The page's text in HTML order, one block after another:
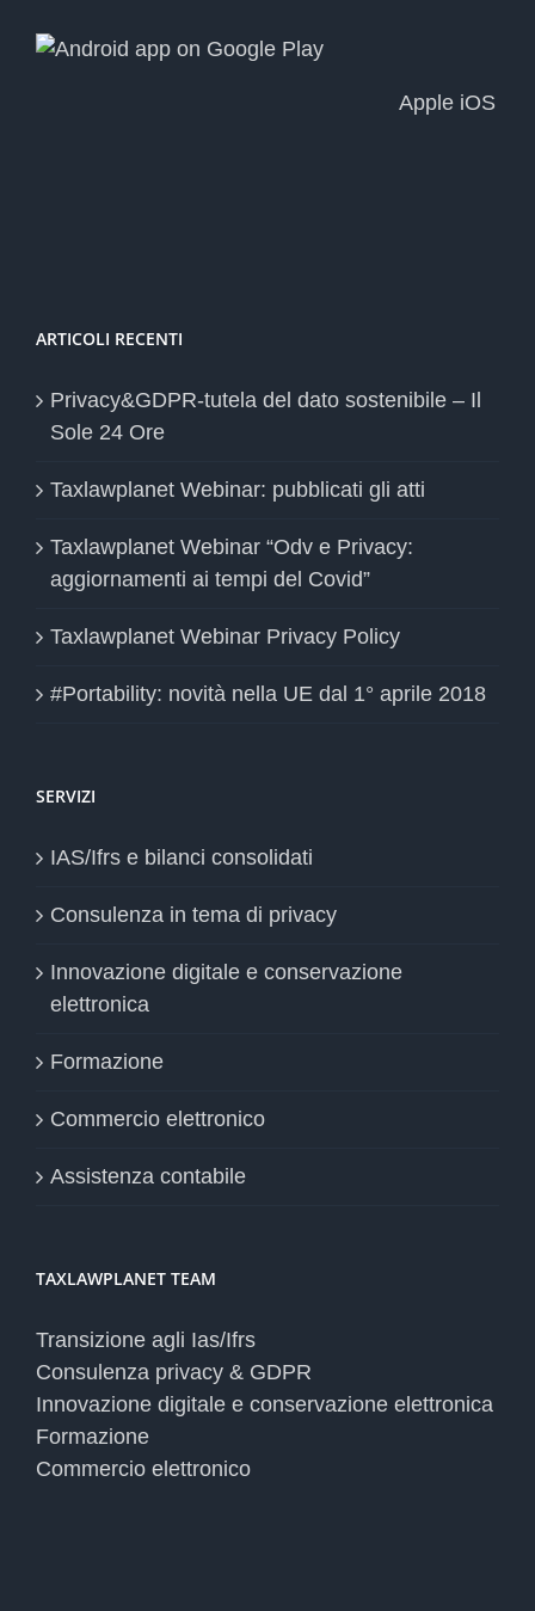
Apple iOS
ARTICOLI RECENTI
Privacy&GDPR-tutela del dato sostenibile – Il
Sole 24 Ore
Taxlawplanet Webinar: pubblicati gli atti
Taxlawplanet Webinar “Odv e Privacy:
aggiornamenti ai tempi del Covid”
Taxlawplanet Webinar Privacy Policy
#Portability: novità nella UE dal 1° aprile 2018
SERVIZI
IAS/Ifrs e bilanci consolidati
Consulenza in tema di privacy
Innovazione digitale e conservazione
elettronica
Formazione
Commercio elettronico
Assistenza contabile
TAXLAWPLANET TEAM
Transizione agli Ias/Ifrs
Consulenza privacy & GDPR
Innovazione digitale e conservazione elettronica
Formazione
Commercio elettronico